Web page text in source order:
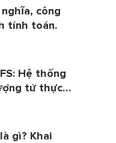
công
tính toán.
Hệ thống
tử thực
gì? Khai